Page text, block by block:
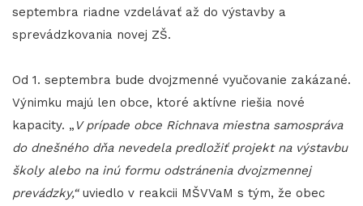
septembra riadne vzdelávať až do výstavby a
sprevádzkovania novej ZŠ.
Od 1. septembra bude dvojzmenné vyučovanie zakázané.
Výnimku majú len obce, ktoré aktívne riešia nové
kapacity. „ V prípade obce Richnava miestna samospráva
do dnešného dňa nevedela predložiť projekt na výstavbu
školy alebo na inú formu odstránenia dvojzmennej
prevádzky,“uviedlo v reakcii MŠVVaM s tým, že obec